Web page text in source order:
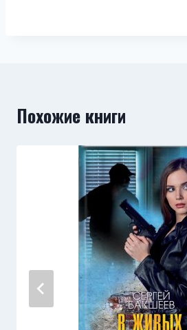
Похожие книги